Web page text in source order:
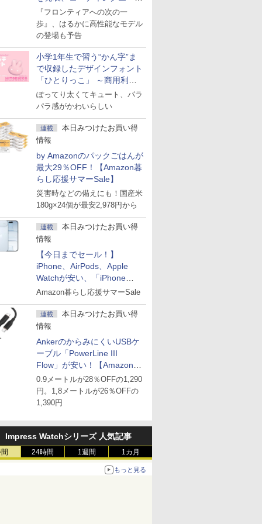
ェント「Muse Code」も
『フロンティアへの次の一
歩』、はるかに高性能なモデル
の登場も予告
小学1年生で習う“かん字”ま
で収録したデザインフォント
「ひとりっこ」 ～商用利用
OK
ぽってり太くてキュート、パラ
パラ感がかわいらしい
連載
本日みつけたお買い得
情報
by Amazonのパックごはんが
最大29％OFF！【Amazon暮
らし応援サマーSale】
災害時などの備えにも！国産米
180g×24個が最安2,978円から
連載
本日みつけたお買い得
情報
【今日までセール！】
iPhone、AirPods、Apple
Watchが安い、「iPhone
Air」256GB版が139,800円な
Amazon暮らし応援サマーSale
連載
本日みつけたお買い得
情報
AnkerのからみにくいUSBケ
ーブル「PowerLine III
Flow」が安い！【Amazon暮
らし応援サマーSale】
0.9メートルが28％OFFの1,290
円。1,8メートルが26％OFFの
1,390円
Impress Watchシリーズ 人気記事
24時間 1週間 1カ月
もっと見る